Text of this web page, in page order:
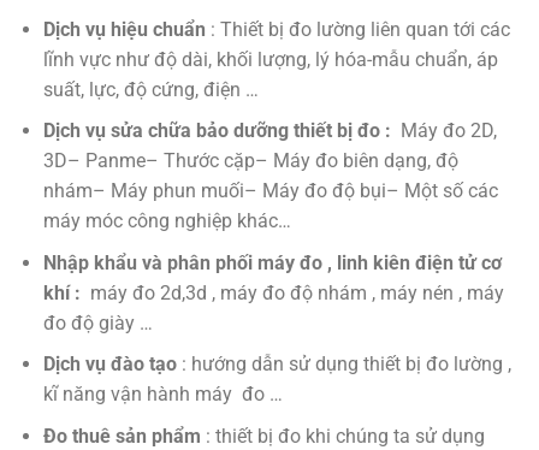
Dịch vụ hiệu chuẩn : Thiết bị đo lường liên quan tới các
lĩnh vực như độ dài, khối lượng, lý hóa-mẫu chuẩn, áp
suất, lực, độ cứng, điện …
Dịch vụ sửa chữa bảo dưỡng thiết bị đo : Máy đo 2D,
3D– Panme– Thước cặp– Máy đo biên dạng, độ
nhám– Máy phun muối– Máy đo độ bụi– Một số các
máy móc công nghiệp khác…
Nhập khẩu và phân phối máy đo , linh kiên điện tử cơ
khí : máy đo 2d,3d , máy đo độ nhám , máy nén , máy
đo độ giày …
Dịch vụ đào tạo: hướng dẫn sử dụng thiết bị đo lường ,
kĩ năng vận hành máy đo …
Đo thuê sản phẩm : thiết bị đo khi chúng ta sử dụng